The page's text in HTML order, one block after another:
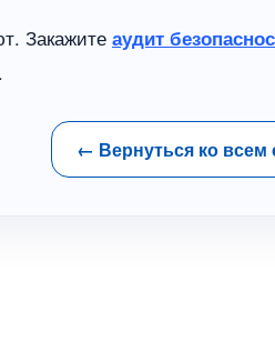
Закажите аудит
← Вернуться ко всем